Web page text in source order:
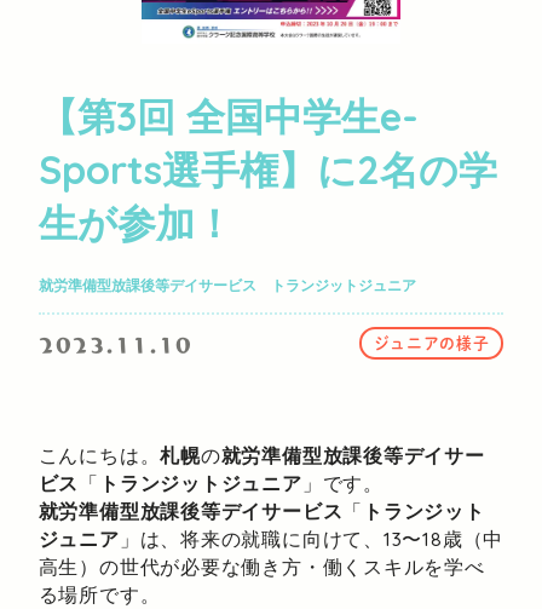
【第3回 全国中学生e-
Sports選手権】に2名の学
生が参加！
就労準備型放課後等デイサービス トランジットジュニア
2023.11.10 ジュニアの様子
こんにちは。札幌の就労準備型放課後等デイサー
ビス 「 トランジットジュニア 」です。
就労準備型放課後等デイサービス 「 トランジット
ジュニア 」は、将来の就職に向けて、13〜18歳（中
高生）の世代が必要な働き方・働くスキルを学べ
る場所です。